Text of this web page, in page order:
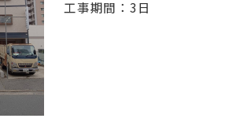
工事期間：3日